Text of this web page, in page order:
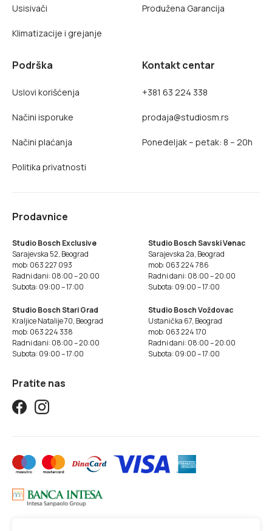
Usisivači
Klimatizacije i grejanje
Produžena Garancija
Podrška
Uslovi korišćenja
Načini isporuke
Načini plaćanja
Politika privatnosti
Kontakt centar
+381 63 224 338
prodaja@studiosm.rs
Ponedeljak – petak: 8 – 20h
Prodavnice
Studio Bosch Exclusive
Sarajevska 52, Beograd
mob: 063 227 093
Radni dani: 08:00 – 20:00
Subota: 09:00 – 17:00
Studio Bosch Savski Venac
Sarajevska 2a, Beograd
mob: 063 224 786
Radni dani: 08:00 – 20:00
Subota: 09:00 – 17:00
Studio Bosch Stari Grad
Kraljice Natalije 70, Beograd
mob: 063 224 338
Radni dani: 08:00 – 20:00
Subota: 09:00 – 17:00
Studio Bosch Voždovac
Ustanička 67, Beograd
mob: 063 224 170
Radni dani: 08:00 – 20:00
Subota: 09:00 – 17:00
Pratite nas